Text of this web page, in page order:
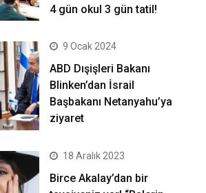
4 gün okul 3 gün tatil!
9 Ocak 2024
ABD Dışişleri Bakanı
Blinken’dan İsrail
Başbakanı Netanyahu’ya
ziyaret
18 Aralık 2023
Birce Akalay’dan bir